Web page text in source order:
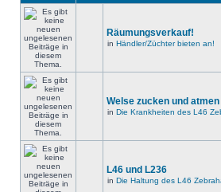
Räumungsverkauf!
in Händler/Züchter bieten an!
Welse zucken und atmen
in Die Krankheiten des L46
L46 und L236
in Die Haltung des L46